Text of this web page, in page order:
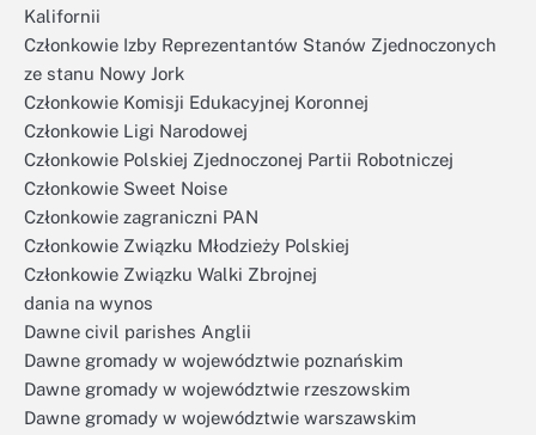
Kalifornii
Członkowie Izby Reprezentantów Stanów Zjednoczonych
ze stanu Nowy Jork
Członkowie Komisji Edukacyjnej Koronnej
Członkowie Ligi Narodowej
Członkowie Polskiej Zjednoczonej Partii Robotniczej
Członkowie Sweet Noise
Członkowie zagraniczni PAN
Członkowie Związku Młodzieży Polskiej
Członkowie Związku Walki Zbrojnej
dania na wynos
Dawne civil parishes Anglii
Dawne gromady w województwie poznańskim
Dawne gromady w województwie rzeszowskim
Dawne gromady w województwie warszawskim